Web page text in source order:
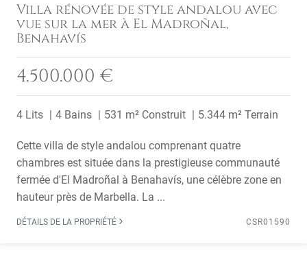
Villa rénovée de style andalou avec
vue sur la mer à El Madroñal,
Benahavís
4.500.000 €
4 Lits 4 Bains 531 m² Construit 5.344 m² Terrain
Cette villa de style andalou comprenant quatre
chambres est située dans la prestigieuse communauté
fermée d'El Madroñal à Benahavís, une célèbre zone en
hauteur près de Marbella. La ...
DÉTAILS DE LA PROPRIÉTÉ CSR01590